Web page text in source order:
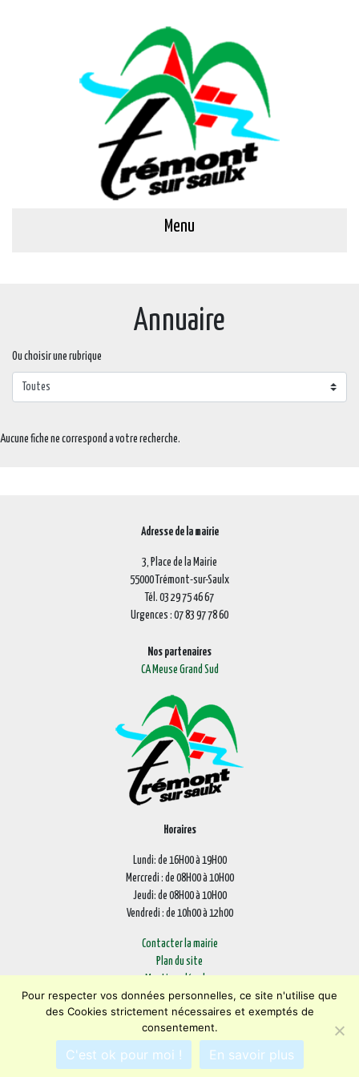
Menu
Annuaire
Ou choisir une rubrique
Aucune fiche ne correspond a votre recherche.
Adresse de la mairie
3, Place de la Mairie
55000 Trémont-sur-Saulx
Tél. 03 29 75 46 67
Urgences : 07 83 97 78 60
Nos partenaires
CA Meuse Grand Sud
Horaires
Lundi: de 16H00 à 19H00
Mercredi : de 08H00 à 10H00
Jeudi: de 08H00 à 10H00
Vendredi : de 10h00 à 12h00
Contacter la mairie
Plan du site
Mentions légales
Confidentialité
Accessibilité (en cours)
Encore un site Commu'net !
Pour respecter vos données personnelles, ce site n'utilise que
des Cookies strictement nécessaires et exemptés de
consentement.
C'est ok pour moi ! En savoir plus